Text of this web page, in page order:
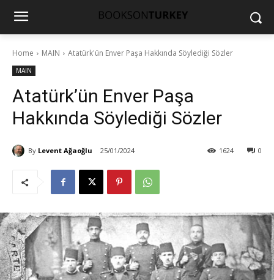
Home MAIN Atatürk'ün Enver Paşa Hakkında Söylediği Sözler
MAIN
Atatürk’ün Enver Paşa
Hakkında Söylediği Sözler
By Levent Ağaoğlu 25/01/2024 0
1624